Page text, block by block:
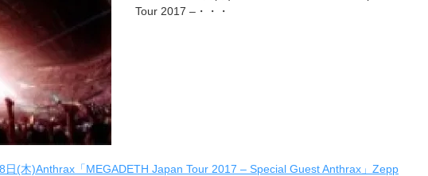
Tour 2017 –・・・
日(木)Anthrax「MEGADETH Japan Tour 2017 – Special Guest Anthrax」Zepp